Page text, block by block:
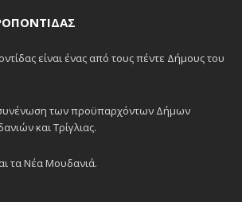
είναι ένας από τους πέντε Δήμους του
των προϋπαρχόντων Δήμων
και Τρίγλιας.
τα Νέα Μουδανιά.